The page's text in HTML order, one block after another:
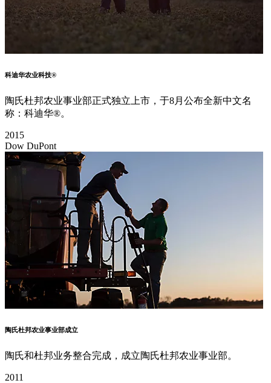
科迪华农业科技®
陶氏杜邦农业事业部正式独立上市，于8月公布全新中文名
称：科迪华®。
2015
Dow DuPont
陶氏杜邦农业事业部成立
陶氏和杜邦业务整合完成，成立陶氏杜邦农业事业部。
2011